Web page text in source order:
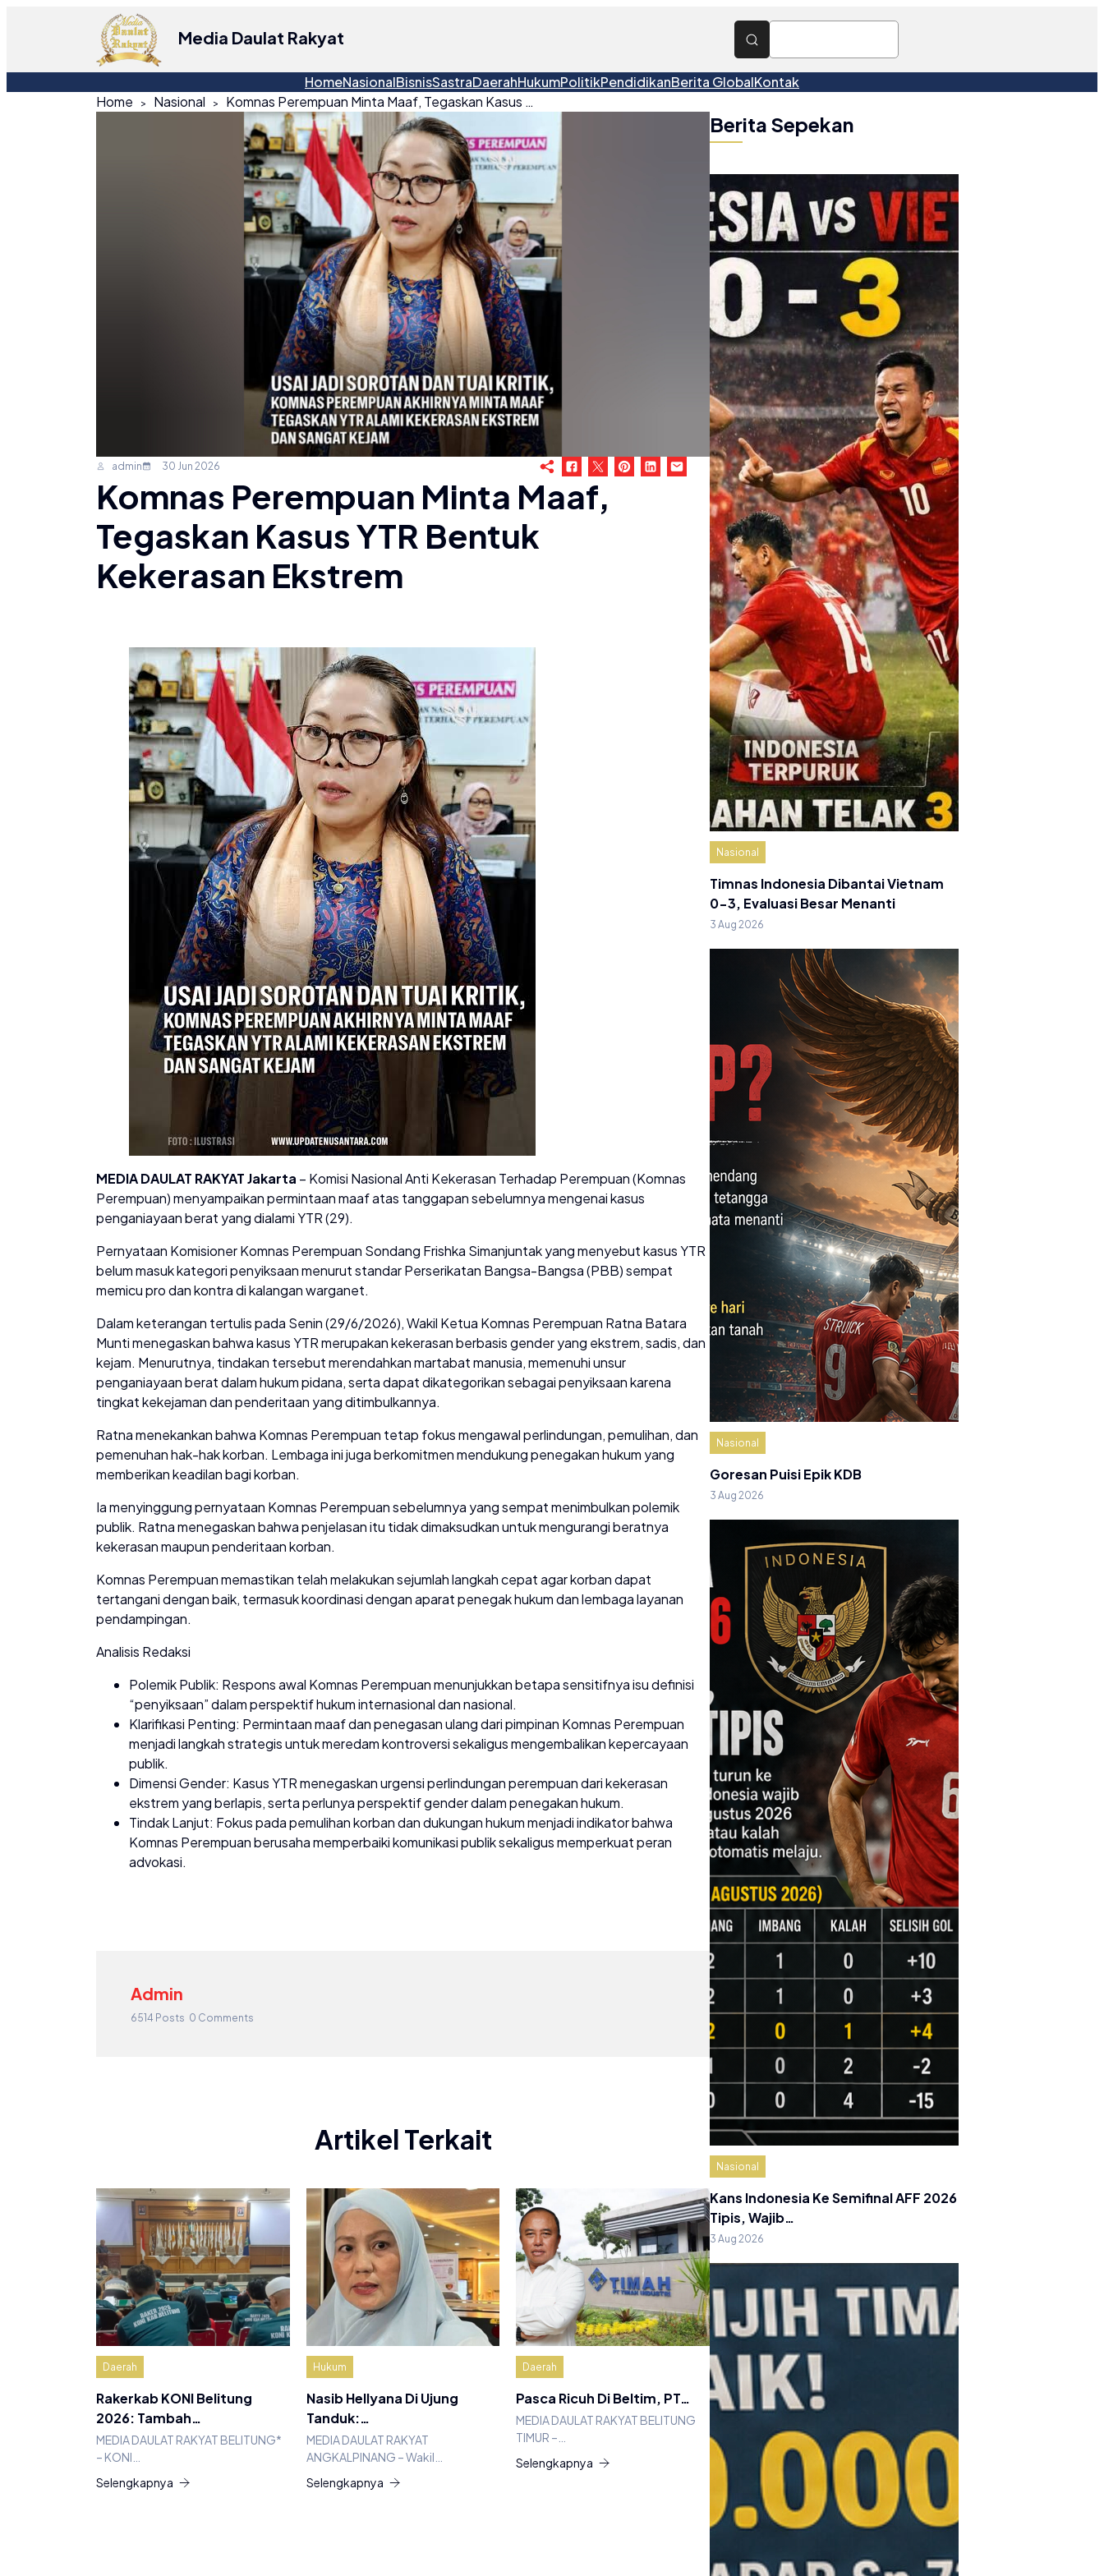
Media Daulat Rakyat
HomeNasionalBisnisSastraDaerahHukumPolitikPendidikanBerita GlobalKontak
Home
Nasional Komnas Perempuan Minta Maaf, Tegaskan Kasus YTR Bentuk Kekerasan Ekstrem
admin 30 Jun 2026
Komnas Perempuan Minta Maaf,
Tegaskan Kasus YTR Bentuk
Kekerasan Ekstrem
MEDIA DAULAT RAKYAT Jakarta – Komisi Nasional Anti Kekerasan Terhadap Perempuan (Komnas
Perempuan) menyampaikan permintaan maaf atas tanggapan sebelumnya mengenai kasus
penganiayaan berat yang dialami YTR (29).
Pernyataan Komisioner Komnas Perempuan Sondang Frishka Simanjuntak yang menyebut kasus YTR
belum masuk kategori penyiksaan menurut standar Perserikatan Bangsa-Bangsa (PBB) sempat
memicu pro dan kontra di kalangan warganet.
Dalam keterangan tertulis pada Senin (29/6/2026), Wakil Ketua Komnas Perempuan Ratna Batara
Munti menegaskan bahwa kasus YTR merupakan kekerasan berbasis gender yang ekstrem, sadis, dan
kejam. Menurutnya, tindakan tersebut merendahkan martabat manusia, memenuhi unsur
penganiayaan berat dalam hukum pidana, serta dapat dikategorikan sebagai penyiksaan karena
tingkat kekejaman dan penderitaan yang ditimbulkannya.
Ratna menekankan bahwa Komnas Perempuan tetap fokus mengawal perlindungan, pemulihan, dan
pemenuhan hak-hak korban. Lembaga ini juga berkomitmen mendukung penegakan hukum yang
memberikan keadilan bagi korban.
Ia menyinggung pernyataan Komnas Perempuan sebelumnya yang sempat menimbulkan polemik
publik. Ratna menegaskan bahwa penjelasan itu tidak dimaksudkan untuk mengurangi beratnya
kekerasan maupun penderitaan korban.
Komnas Perempuan memastikan telah melakukan sejumlah langkah cepat agar korban dapat
tertangani dengan baik, termasuk koordinasi dengan aparat penegak hukum dan lembaga layanan
pendampingan.
Analisis Redaksi
Polemik Publik: Respons awal Komnas Perempuan menunjukkan betapa sensitifnya isu definisi
“penyiksaan” dalam perspektif hukum internasional dan nasional.
Klarifikasi Penting: Permintaan maaf dan penegasan ulang dari pimpinan Komnas Perempuan
menjadi langkah strategis untuk meredam kontroversi sekaligus mengembalikan kepercayaan
publik.
Dimensi Gender: Kasus YTR menegaskan urgensi perlindungan perempuan dari kekerasan
ekstrem yang berlapis, serta perlunya perspektif gender dalam penegakan hukum.
Tindak Lanjut: Fokus pada pemulihan korban dan dukungan hukum menjadi indikator bahwa
Komnas Perempuan berusaha memperbaiki komunikasi publik sekaligus memperkuat peran
advokasi.
Admin
6514 Posts 0 Comments
Artikel Terkait
Daerah
Rakerkab KONI Belitung
2026: Tambah…
MEDIA DAULAT RAKYAT BELITUNG*
– KONI…
Selengkapnya
Hukum
Nasib Hellyana Di Ujung
Tanduk:…
MEDIA DAULAT RAKYAT
ANGKALPINANG – Wakil…
Selengkapnya
Daerah
Pasca Ricuh Di Beltim, PT…
MEDIA DAULAT RAKYAT BELITUNG
TIMUR –…
Selengkapnya
Berita Sepekan
Nasional
Timnas Indonesia Dibantai Vietnam
0-3, Evaluasi Besar Menanti
3 Aug 2026
Nasional
Goresan Puisi Epik KDB
3 Aug 2026
Nasional
Kans Indonesia Ke Semifinal AFF 2026
Tipis, Wajib…
3 Aug 2026